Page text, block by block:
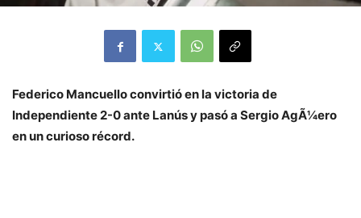
Federico Mancuello convirtió en la victoria de
Independiente 2-0 ante Lanús y pasó a Sergio AgÃ¼ero
en un curioso récord.